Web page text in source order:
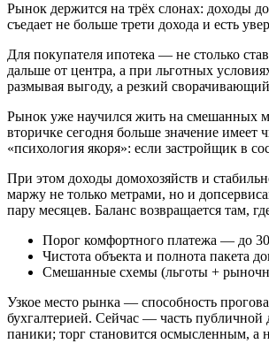
Рынок держится на трёх слонах: доходы
съедает не больше трети дохода и есть
Для покупателя ипотека — не столько
дальше от центра, а при льготных
размывая выгоду, а резкий
Рынок уже научился жить на смешанных
вторичке сегодня больше значение имеет
«психология якоря»: если застройщик в
При этом доходы домохозяйств и
маржу не только метрами, но и
пару месяцев. Баланс возвращается там,
Порог комфортного платежа — до
Чистота объекта и полнота пакета
Смешанные схемы (льготы +
Узкое место рынка — способность
бухгалтерией. Сейчас — часть публичной
паники; торг становится осмысленным, а